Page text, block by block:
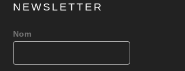
NEWSLETTER
Nom